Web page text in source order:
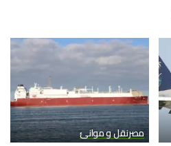
مصرنقل و موانئ